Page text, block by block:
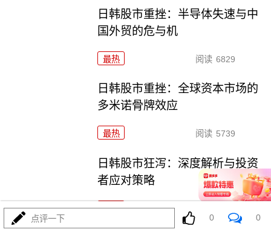
日韩股市重挫：半导体失速与中
国外贸的危与机
最热 阅读 6829
日韩股市重挫：全球资本市场的
多米诺骨牌效应
最热 阅读 5739
日韩股市狂泻：深度解析与投资
者应对策略
最热
点评一下 0 0